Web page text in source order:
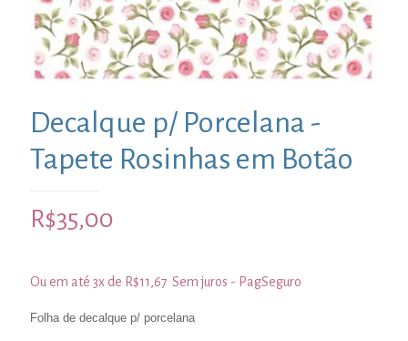
Decalque p/ Porcelana -
Tapete Rosinhas em Botão
R$35,00
Ou em até 3x de R$11,67 Sem juros - PagSeguro
Folha de decalque p/ porcelana